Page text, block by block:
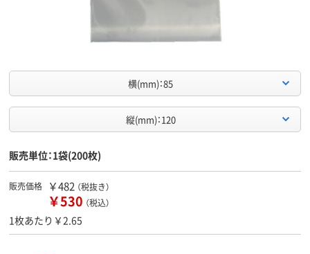
横(mm)：85
縦(mm)：120
販売単位：1袋(200枚)
販売価格 ￥482 （税抜き）
￥530 （税込）
1枚あたり￥2.65